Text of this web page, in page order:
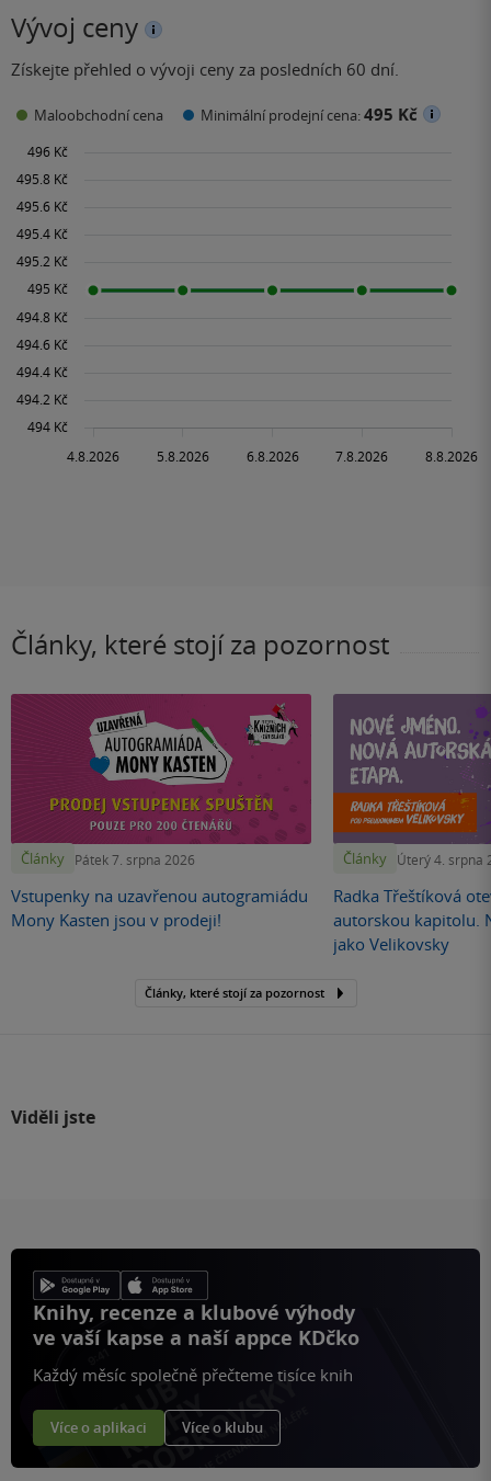
Vývoj ceny
Získejte přehled o vývoji ceny za posledních 60 dní.
Maloobchodní cena Minimální prodejní cena:495 Kč
Články, které stojí za pozornost
Články Pátek 7. srpna 2026
Vstupenky na uzavřenou autogramiádu
Mony Kasten jsou v prodeji!
Články Úterý 4. srpna
Radka Třeštíková
autorskou kapitolu.
jako Velikovsky
Články, které stojí za pozornost
Viděli jste
Knihy, recenze a klubové výhody
ve vaší kapse a naší appce KDčko
Každý měsíc společně přečteme tisíce knih
Více o aplikaci Více o klubu